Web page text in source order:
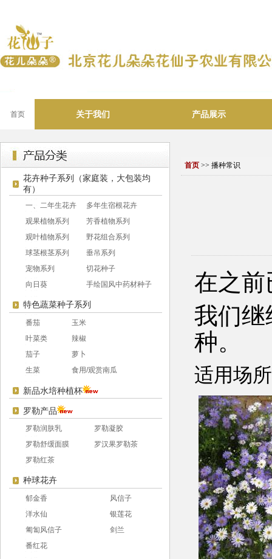
首页 关于我们 产品展示
花卉种子系列（家庭装，大包装均
有）
一、二年生花卉
多年生宿根花卉
观果植物系列
芳香植物系列
观叶植物系列
野花组合系列
球茎根茎系列
垂吊系列
宠物系列
切花种子
向日葵
手绘国风中药材种子
特色蔬菜种子系列
番茄
玉米
叶菜类
辣椒
茄子
萝卜
生菜
食用/观赏南瓜
新品水培种植杯
罗勒产品
罗勒润肤乳
罗勒凝胶
罗勒舒缓面膜
罗汉果罗勒茶
罗勒红茶
种球花卉
郁金香
风信子
洋水仙
银莲花
匍匐风信子
剑兰
番红花
首页 >> 播种常识
在之前
我们继
种。
适用场